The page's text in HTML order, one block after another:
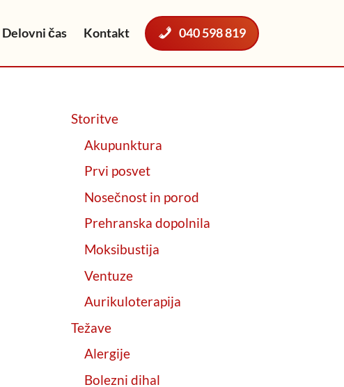
Delovni čas Kontakt 040 598 819
Storitve
Akupunktura
Prvi posvet
Nosečnost in porod
Prehranska dopolnila
Moksibustija
Ventuze
Aurikuloterapija
Težave
Alergije
Bolezni dihal